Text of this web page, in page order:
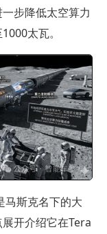
步降低太空算力
太瓦。
马斯克名下的大
开介绍它在Tera